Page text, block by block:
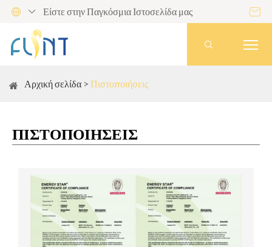
  Είστε στην Παγκόσμια Ιστοσελίδα μας 

Αρχική σελίδα Πιστοποιήσεις
ΠΙΣΤΟΠΟΙΉΣΕΙΣ